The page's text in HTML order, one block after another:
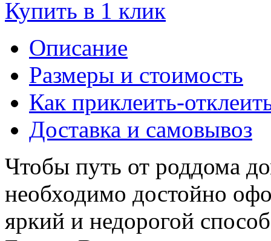
Купить в 1 клик
Описание
Размеры и стоимость
Как приклеить-
Доставка и самовывоз
Чтобы путь от роддома
необходимо достойно
яркий и недорогой